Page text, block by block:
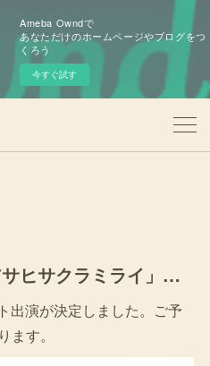
Ameba Owndで
あなただけのホームページやブログをつ
くろう
今すぐ試す
【LIVE】7/11(土)「アサヒサクラミライ」出演
出演が決定しました。ご予
す。